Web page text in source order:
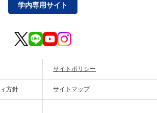
学内専用サイト
サイトポリシー
方針 サイトマップ